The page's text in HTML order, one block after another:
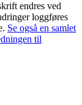
endres ved
loggføres
Se også en samlet
til